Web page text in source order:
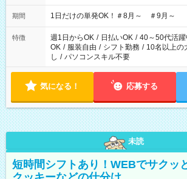
▼18:00～21:00
期間 1日だけの単発OK！＃8月～ ＃9月～
特徴 週1日からOK / 日払いOK / 40～50代活躍
OK / 服装自由 / シフト勤務 / 10名以上の
し / パソコンスキル不要
気になる！ 応募する
未読
短時間シフトあり！WEBでサクッ